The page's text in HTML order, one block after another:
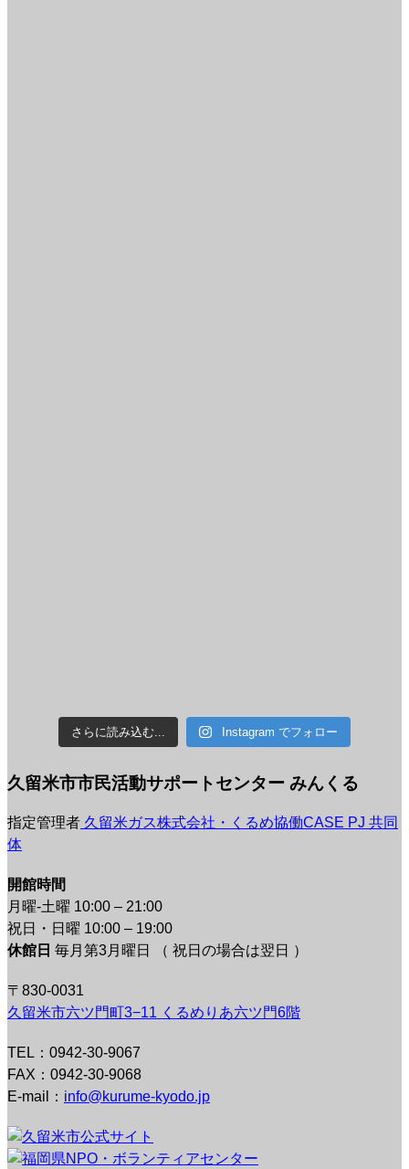
さらに読み込む... Instagram でフォロー
久留米市市民活動サポートセンター みんくる
指定管理者 久留米ガス株式会社・くるめ協働CASE PJ 共同
体
開館時間
月曜-土曜 10:00 – 21:00
祝日・日曜 10:00 – 19:00
休館日 毎月第3月曜日 （ 祝日の場合は翌日 ）
〒830-0031
久留米市六ツ門町3−11 くるめりあ六ツ門6階
TEL：0942-30-9067
FAX：0942-30-9068
E-mail： info@kurume-kyodo.jp